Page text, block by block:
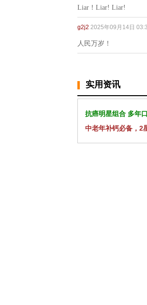
Liar！Liar! Liar!
g2j2 2025年09月14日
人民万岁！
实用资讯
抗癌明星组合 多年
中老年补钙必备，2